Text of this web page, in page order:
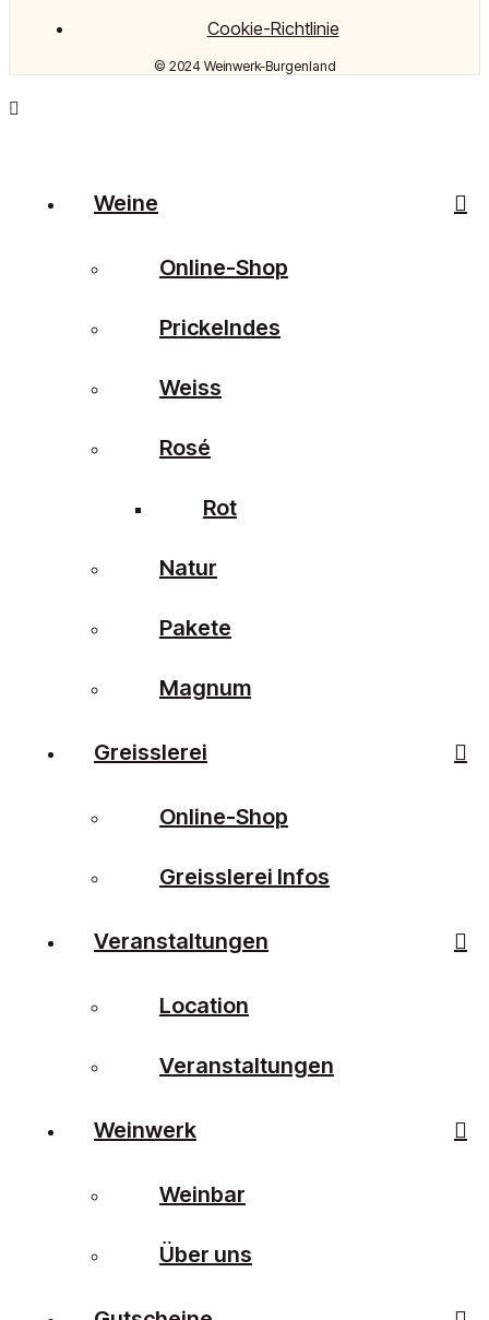
© 2024 Weinwerk-Burgenland
Cookie-Richtlinie
Weine
Online-Shop
Prickelndes
Weiss
Rosé
Rot
Natur
Pakete
Magnum
Greisslerei
Online-Shop
Greisslerei Infos
Veranstaltungen
Location
Veranstaltungen
Weinwerk
Weinbar
Über uns